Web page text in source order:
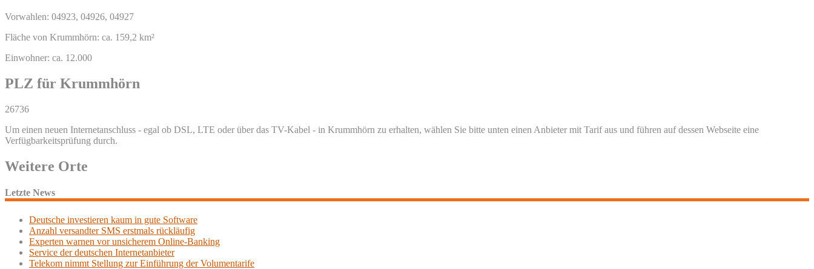
Vorwahlen: 04923, 04926, 04927
Fläche von Krummhörn: ca. 159,2 km²
Einwohner: ca. 12.000
PLZ für Krummhörn
26736
Um einen neuen Internetanschluss - egal ob DSL, LTE oder über das TV-Kabel - in Krummhörn zu erhalten, wählen Sie bitte unten einen Anbieter mit Tarif aus und führen auf dessen Webseite eine
Verfügbarkeitsprüfung durch.
Weitere Orte
Letzte News
Deutsche investieren kaum in gute Software
Anzahl versandter SMS erstmals rückläufig
Experten warnen vor unsicherem Online-Banking
Service der deutschen Internetanbieter
Telekom nimmt Stellung zur Einführung der Volumentarife